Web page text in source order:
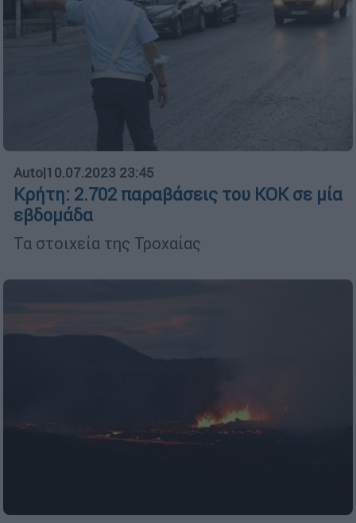
Auto|10.07.2023 23:45
Κρήτη: 2.702 παραβάσεις του ΚΟΚ σε μία
εβδομάδα
Τα στοιχεία της Τροχαίας